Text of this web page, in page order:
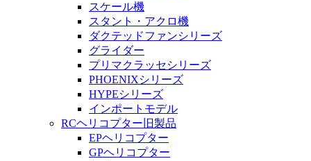
スケール機
スタント・アクロ機
ダクテッドファンシリーズ
グライダー
プリマクラッセシリーズ
PHOENIXシリーズ
HYPEシリーズ
インポートモデル
RCヘリコプター旧製品
EPヘリコプター
GPヘリコプター